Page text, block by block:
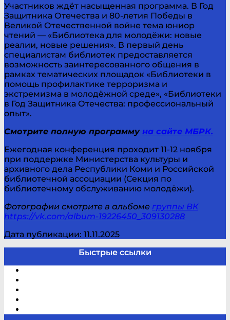
Участников ждёт насыщенная программа. В Год
Защитника Отечества и 80-летия Победы в
Великой Отечественной войне тема юниор
чтений — «Библиотека для молодёжи: новые
реалии, новые решения». В первый день
специалистам библиотек предоставляется
возможность заинтересованного общения в
рамках тематических площадок «Библиотеки в
помощь профилактике терроризма и
экстремизма в молодёжной среде», «Библиотеки
в Год Защитника Отечества: профессиональный
опыт».
Смотрите полную программу на сайте МБРК.
Ежегодная конференция проходит 11-12 ноября
при поддержке Министерства культуры и
архивного дела Республики Коми и Российской
библиотечной ассоциации (Секция по
библиотечному обслуживанию молодёжи).
Фотографии смотрите в альбоме группы ВК
https://vk.com/album-19226450_309130288
Дата публикации: 11.11.2025
Быстрые ссылки